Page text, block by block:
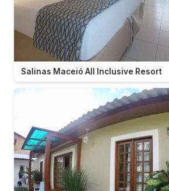
Salinas Maceió All Inclusive Resort